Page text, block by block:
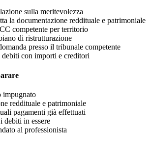
sulla meritevolezza
la documentazione reddituale e patrimoniale
competente per territorio
di ristrutturazione
presso il tribunale competente
con importi e creditori
impugnato
reddituale e patrimoniale
pagamenti già effettuati
debiti in essere
al professionista